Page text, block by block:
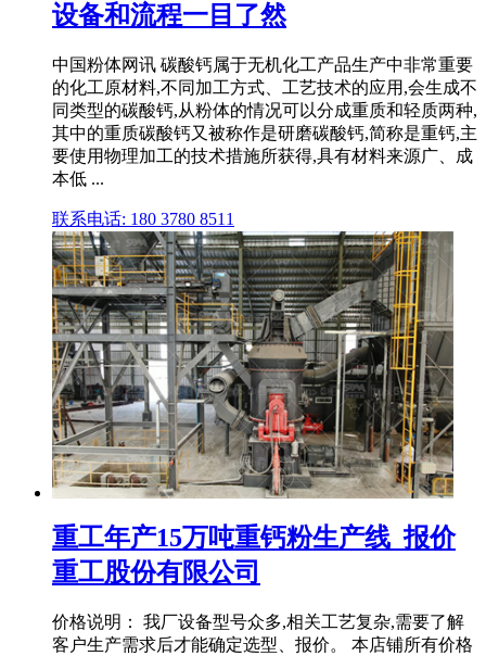
设备和流程一目了然
中国粉体网讯 碳酸钙属于无机化工产品生产中非常重要
的化工原材料,不同加工方式、工艺技术的应用,会生成不
同类型的碳酸钙,从粉体的情况可以分成重质和轻质两种,
其中的重质碳酸钙又被称作是研磨碳酸钙,简称是重钙,主
要使用物理加工的技术措施所获得,具有材料来源广、成
本低 ...
联系电话: 180 3780 8511
重工年产15万吨重钙粉生产线_报价
重工股份有限公司
价格说明： 我厂设备型号众多,相关工艺复杂,需要了解
客户生产需求后才能确定选型、报价。 本店铺所有价格